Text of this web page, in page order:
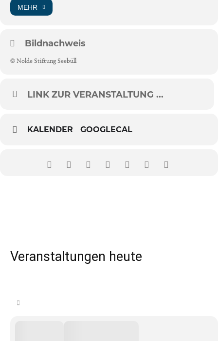
MEHR
Bildnachweis
© Nolde Stiftung Seebüll
LINK ZUR VERANSTALTUNG ...
KALENDER GOOGLECAL
Veranstaltungen heute